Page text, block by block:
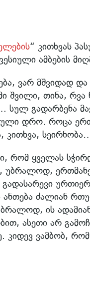
“ კითხვას
ამბების
ვარ მშვიდად და
შვილი, თინა,
გადარბენა
დრო. როცა
კითხვა,
რომ ყველას
უბრალოდ,
ანთება ძალიან
ის
ასეთი არ
ვამბობ,